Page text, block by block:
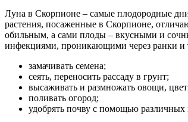
Луна в Скорпионе – самые плодородные
растения, посаженные в Скорпионе,
обильным, а сами плоды – вкусными и
инфекциями, проникающими через ранки
замачивать семена;
сеять, переносить рассаду в грунт;
высаживать и размножать овощи,
поливать огород;
удобрять почву с помощью различных